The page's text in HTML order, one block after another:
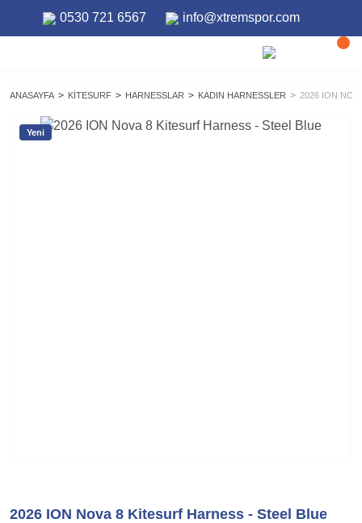
0530 721 6567 info@xtremspor.com
ANASAYFA KITESURF HARNESSLAR KADIN HARNESSLER 2026 ION
Yeni
2026 ION Nova 8 Kitesurf Harness - Steel Blue